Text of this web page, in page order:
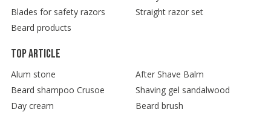
Blades for safety razors
Straight razor set
Beard products
Top article
Alum stone
After Shave Balm
Beard shampoo Crusoe
Shaving gel sandalwood
Day cream
Beard brush